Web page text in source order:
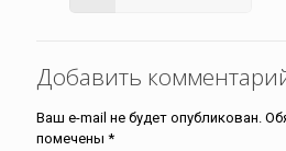
Добавить
Ваш e-mail не будет опубликован.
помечены *